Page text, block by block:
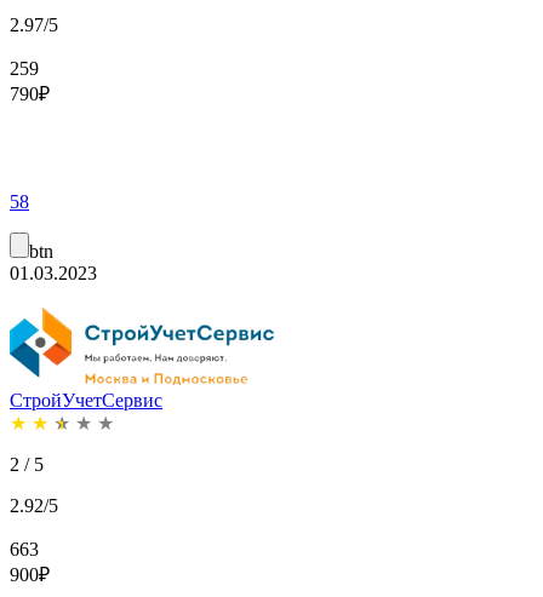
2.97/5
259
790₽
58
btn
01.03.2023
СтройУчетСервис
★ ★ ★ ★ ★
2 / 5
2.92/5
663
900₽